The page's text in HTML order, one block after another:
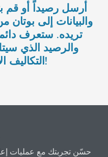
أرسل رصيداً أو قم
والبيانات إلى
تريده. ستعرف
والرصيد الذي
التكاليف الإضافية الخفية!
حسّن تجربتك مع عمليات